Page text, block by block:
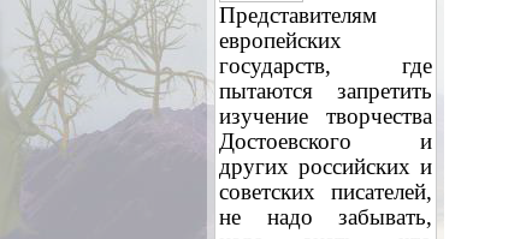
Представителям
европейских
государств, где
пытаются запретить
изучение творчества
Достоевского и
других российских и
советских писателей,
не надо забывать,